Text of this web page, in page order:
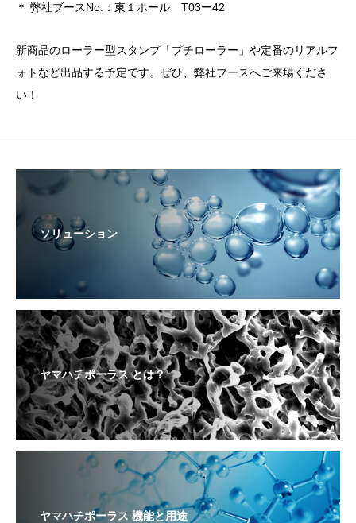
＊ 弊社ブースNo.：東１ホール T03ー42
新商品のローラー型スタンプ「プチローラー」や定番のリアルフ
ォトなど出品する予定です。ぜひ、弊社ブースへご来場くださ
い！
ソリューション
ヤマハチポーラス とは？
ヤマハチポーラス 機能と用途